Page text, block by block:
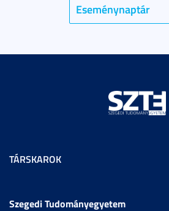
Eseménynaptár
TÁRSKAROK
Szegedi Tudományegyetem